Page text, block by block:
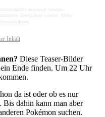
Inhalte angezeigt werden.
übermittelt werden. Mehr
Inhalt
Diese Teaser-Bilder
Ende finden. Um 22 Uhr
da ist oder ob es nur
dahin kann man aber
Pokémon suchen.